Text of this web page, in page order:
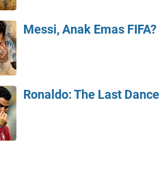
Messi, Anak Emas FIFA?
Ronaldo: The Last Dance